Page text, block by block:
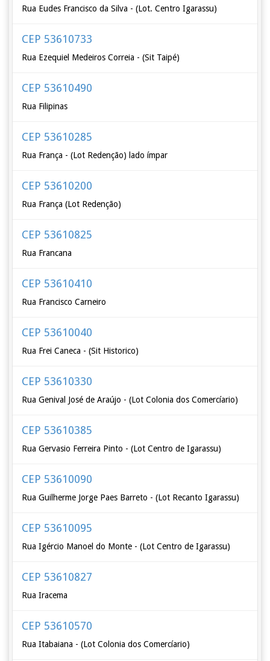
Rua Eudes Francisco da Silva - (Lot. Centro Igarassu)
CEP 53610733
Rua Ezequiel Medeiros Correia - (Sit Taipé)
CEP 53610490
Rua Filipinas
CEP 53610285
Rua França - (Lot Redenção) lado ímpar
CEP 53610200
Rua França (Lot Redenção)
CEP 53610825
Rua Francana
CEP 53610410
Rua Francisco Carneiro
CEP 53610040
Rua Frei Caneca - (Sit Historico)
CEP 53610330
Rua Genival José de Araújo - (Lot Colonia dos Comercíario)
CEP 53610385
Rua Gervasio Ferreira Pinto - (Lot Centro de Igarassu)
CEP 53610090
Rua Guilherme Jorge Paes Barreto - (Lot Recanto Igarassu)
CEP 53610095
Rua Igércio Manoel do Monte - (Lot Centro de Igarassu)
CEP 53610827
Rua Iracema
CEP 53610570
Rua Itabaiana - (Lot Colonia dos Comercíario)